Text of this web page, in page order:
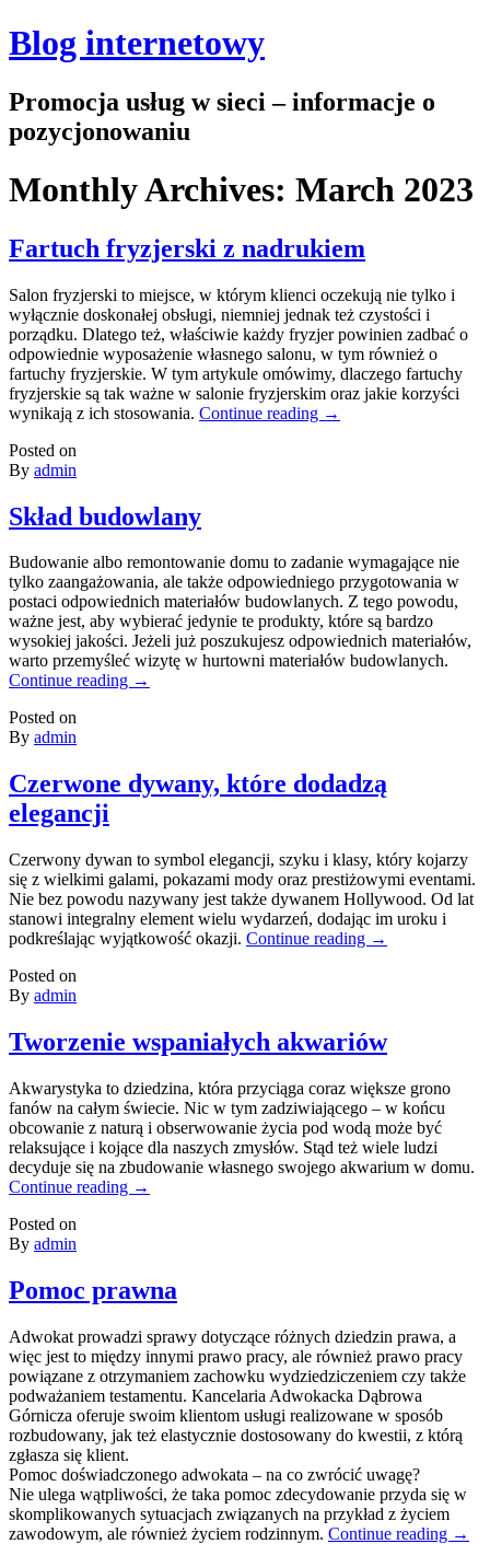
Blog internetowy
Promocja usług w sieci – informacje o
pozycjonowaniu
Monthly Archives: March 2023
Fartuch fryzjerski z nadrukiem
Salon fryzjerski to miejsce, w którym klienci oczekują nie tylko i
wyłącznie doskonałej obsługi, niemniej jednak też czystości i
porządku. Dlatego też, właściwie każdy fryzjer powinien zadbać o
odpowiednie wyposażenie własnego salonu, w tym również o
fartuchy fryzjerskie. W tym artykule omówimy, dlaczego fartuchy
fryzjerskie są tak ważne w salonie fryzjerskim oraz jakie korzyści
wynikają z ich stosowania. Continue reading →
Posted on
By admin
Skład budowlany
Budowanie albo remontowanie domu to zadanie wymagające nie
tylko zaangażowania, ale także odpowiedniego przygotowania w
postaci odpowiednich materiałów budowlanych. Z tego powodu,
ważne jest, aby wybierać jedynie te produkty, które są bardzo
wysokiej jakości. Jeżeli już poszukujesz odpowiednich materiałów,
warto przemyśleć wizytę w hurtowni materiałów budowlanych.
Continue reading →
Posted on
By admin
Czerwone dywany, które dodadzą
elegancji
Czerwony dywan to symbol elegancji, szyku i klasy, który kojarzy
się z wielkimi galami, pokazami mody oraz prestiżowymi eventami.
Nie bez powodu nazywany jest także dywanem Hollywood. Od lat
stanowi integralny element wielu wydarzeń, dodając im uroku i
podkreślając wyjątkowość okazji. Continue reading →
Posted on
By admin
Tworzenie wspaniałych akwariów
Akwarystyka to dziedzina, która przyciąga coraz większe grono
fanów na całym świecie. Nic w tym zadziwiającego – w końcu
obcowanie z naturą i obserwowanie życia pod wodą może być
relaksujące i kojące dla naszych zmysłów. Stąd też wiele ludzi
decyduje się na zbudowanie własnego swojego akwarium w domu.
Continue reading →
Posted on
By admin
Pomoc prawna
Adwokat prowadzi sprawy dotyczące różnych dziedzin prawa, a
więc jest to między innymi prawo pracy, ale również prawo pracy
powiązane z otrzymaniem zachowku wydziedziczeniem czy także
podważaniem testamentu. Kancelaria Adwokacka Dąbrowa
Górnicza oferuje swoim klientom usługi realizowane w sposób
rozbudowany, jak też elastycznie dostosowany do kwestii, z którą
zgłasza się klient.
Pomoc doświadczonego adwokata – na co zwrócić uwagę?
Nie ulega wątpliwości, że taka pomoc zdecydowanie przyda się w
skomplikowanych sytuacjach związanych na przykład z życiem
zawodowym, ale również życiem rodzinnym. Continue reading →